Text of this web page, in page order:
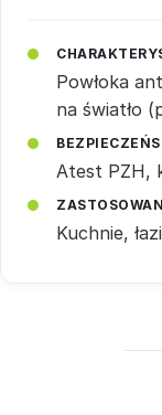
Powłoka
na światło
Atest PZH,
Kuchnie,